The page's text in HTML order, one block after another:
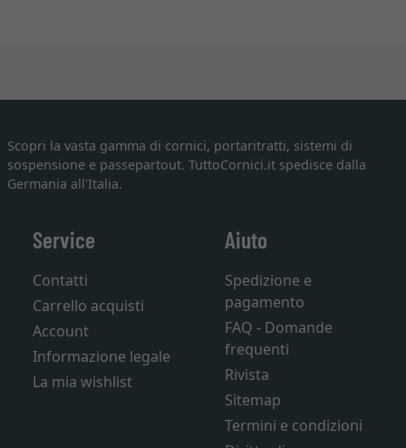
Scopri la vasta gamma di cornici, portaritratti, sistemi di
sospensione e passepartout. TuttoCornici.it spedisce dalla
Germania all'Italia.
Service
Contatti
Carrello acquisti
Account
Informazione legale
La mia wishlist
Aiuto
Spedizione e
pagamento
FAQ - Domande
frequenti
Rivista
Sitemap
Termini e condizioni